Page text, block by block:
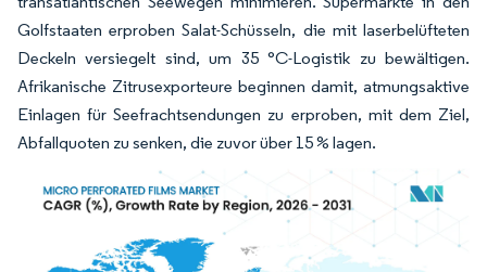
Golfstaaten erproben Salat-Schüsseln, die mit laserbelüfteten
Deckeln versiegelt sind, um 35 °C-Logistik zu bewältigen.
Afrikanische Zitrusexporteure beginnen damit, atmungsaktive
Einlagen für Seefrachtsendungen zu erproben, mit dem Ziel,
Abfallquoten zu senken, die zuvor über 15 % lagen.